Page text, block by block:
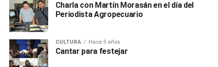
Charla con Martín Morasán en el día del
Periodista Agropecuario
CULTURA Hace 5 años
Cantar para festejar